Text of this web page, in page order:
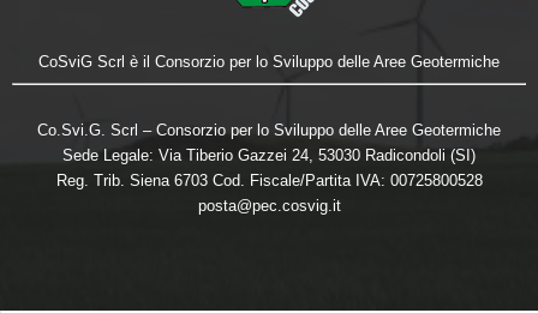
CoSviG Scrl è il Consorzio per lo Sviluppo delle Aree Geotermiche
Co.Svi.G. Scrl – Consorzio per lo Sviluppo delle Aree Geotermiche
Sede Legale: Via Tiberio Gazzei 24, 53030 Radicondoli (SI)
Reg. Trib. Siena 6703 Cod. Fiscale/Partita IVA: 00725800528
posta@pec.cosvig.it